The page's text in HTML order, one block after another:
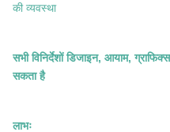
की व्यवस्था
सभी विनिर्देशों डिजाइन, आयाम,
सकता है
लाभः